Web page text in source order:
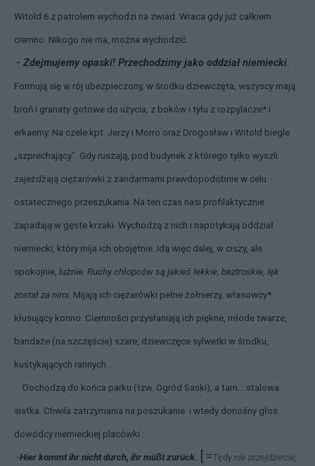
Witold 6 z patrolem wychodzi na zwiad. Wraca gdy już całkiem
ciemno. Nikogo nie ma, można wychodzić.
- Zdejmujemy opaski! Przechodzimy jako oddział niemiecki.
Formują się w rój ubezpieczony, w środku dziewczęta, wszyscy mają
broń i granaty gotowe do użycia, z boków i tyłu z rozpylacze* i
erkaemy. Na czele kpt. Jerzy i Morro oraz Drogosław i Witold biegle
„szprechający”. Gdy ruszają, pod budynek z którego tylko wyszli
zajeżdżają ciężarówki z żandarmami prawdopodobnie w celu
ostatecznego przeszukania. Na ten czas nasi profilaktycznie
zapadają w gęste krzaki. Wychodzą z nich i napotykają oddział
niemiecki, który mija ich obojętnie. Idą więc dalej, w ciszy, ale
spokojnie, luźnie. Ruchy chłopców są jakieś lekkie, beztroskie, lęk
został za nimi. Mijają ich ciężarówki pełne żołnierzy, własowcy*
kłusujący konno. Ciemności przysłaniają ich piękne, młode twarze,
bandaże (na szczęście) szare, dziewczęce sylwetki w środku,
kuśtykających rannych…
Dochodzą do końca parku (tzw. Ogród Saski), a tam… stalowa
siatka. Chwila zatrzymania na poszukanie i wtedy donośny głos
dowódcy niemieckiej placówki :
-Hier kommt ihr nicht durch, ihr müßt zurück. [ =Tędy nie przejdziecie,